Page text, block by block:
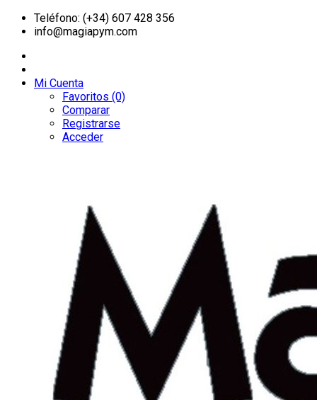
Teléfono: (+34) 607 428 356
info@magiapym.com
Mi Cuenta
Favoritos (0)
Comparar
Registrarse
Acceder